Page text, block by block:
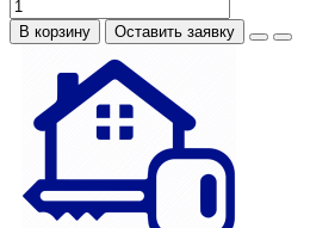
В корзину Оставить заявку